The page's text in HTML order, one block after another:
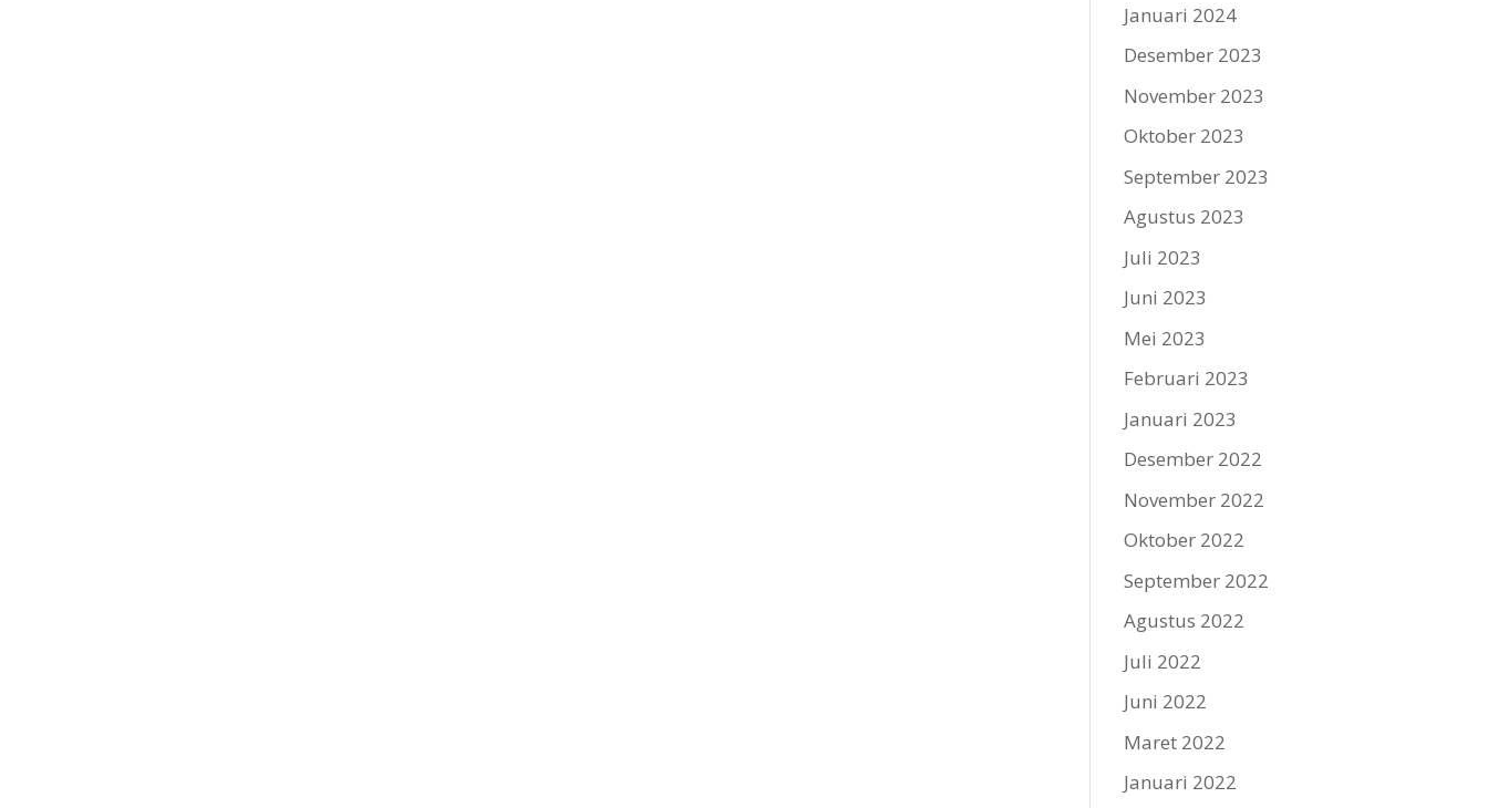
Januari 2024
Desember 2023
November 2023
Oktober 2023
September 2023
Agustus 2023
Juli 2023
Juni 2023
Mei 2023
Februari 2023
Januari 2023
Desember 2022
November 2022
Oktober 2022
September 2022
Agustus 2022
Juli 2022
Juni 2022
Maret 2022
Januari 2022